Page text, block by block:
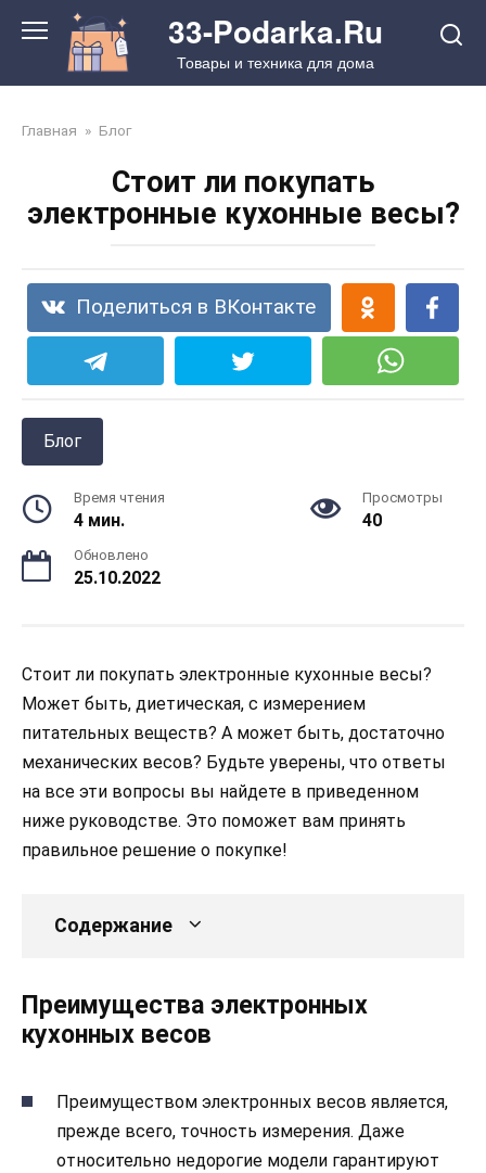
контенту
33-Podarka.Ru
Товары и техника для дома
Главная » Блог
Стоит ли покупать
электронные кухонные весы?
Поделиться в ВКонтакте
Блог
Время чтения
4 мин.
Просмотры
40
Обновлено
25.10.2022
Стоит ли покупать электронные кухонные весы?
Может быть, диетическая, с измерением
питательных веществ? А может быть, достаточно
механических весов? Будьте уверены, что ответы
на все эти вопросы вы найдете в приведенном
ниже руководстве. Это поможет вам принять
правильное решение о покупке!
Содержание
Преимущества электронных
кухонных весов
Преимуществом электронных весов является,
прежде всего, точность измерения. Даже
относительно недорогие модели гарантируют